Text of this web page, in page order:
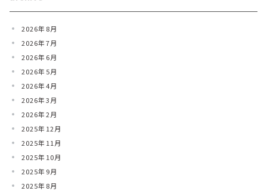
2026年8月
2026年7月
2026年6月
2026年5月
2026年4月
2026年3月
2026年2月
2025年12月
2025年11月
2025年10月
2025年9月
2025年8月